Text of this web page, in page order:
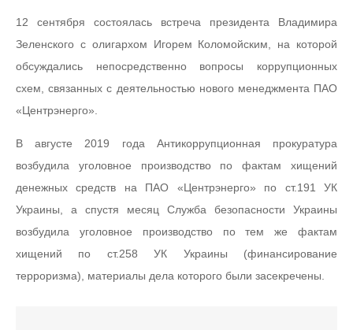
12 сентября состоялась встреча президента Владимира
Зеленского с олигархом Игорем Коломойским, на которой
обсуждались непосредственно вопросы коррупционных
схем, связанных с деятельностью нового менеджмента ПАО
«Центрэнерго».
В августе 2019 года Антикоррупционная прокуратура
возбудила уголовное производство по фактам хищений
денежных средств на ПАО «Центрэнерго» по ст.191 УК
Украины, а спустя месяц Служба безопасности Украины
возбудила уголовное производство по тем же фактам
хищений по ст.258 УК Украины (финансирование
терроризма), материалы дела которого были засекречены.